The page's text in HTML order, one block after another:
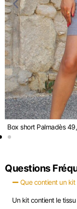
Box short Palmadès
Questions
Que contient un kit
Un kit contient le